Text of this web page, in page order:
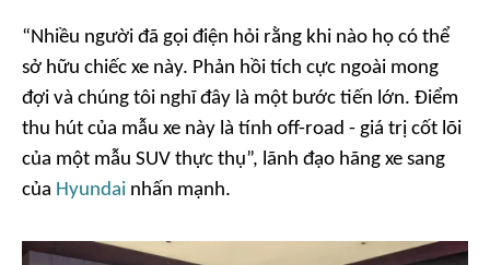
“Nhiều người đã gọi điện hỏi rằng khi nào họ có thể
sở hữu chiếc xe này. Phản hồi tích cực ngoài mong
đợi và chúng tôi nghĩ đây là một bước tiến lớn. Điểm
thu hút của mẫu xe này là tính off-road - giá trị cốt lõi
của một mẫu SUV thực thụ”, lãnh đạo hãng xe sang
của Hyundai nhấn mạnh.